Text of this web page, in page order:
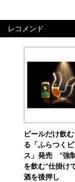
レコメンド
ビールだけ飲
る「ふらつく
ス」発売 “強
を飲む”仕掛け
酒を後押し